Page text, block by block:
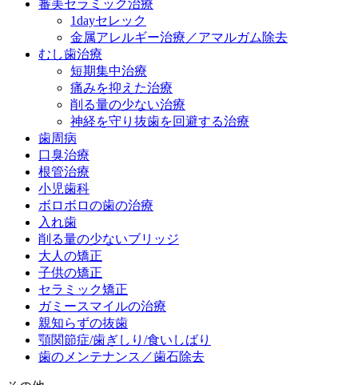
審美セラミック治療
1dayセレック
金属アレルギー治療／アマルガム除去
むし歯治療
短期集中治療
痛みを抑えた治療
削る量の少ない治療
神経を守り抜歯を回避する治療
歯周病
口臭治療
根管治療
小児歯科
ボロボロの歯の治療
入れ歯
削る量の少ないブリッジ
大人の矯正
子供の矯正
セラミック矯正
ガミースマイルの治療
親知らずの抜歯
顎関節症/歯ぎしり/食いしばり
歯のメンテナンス／歯石除去